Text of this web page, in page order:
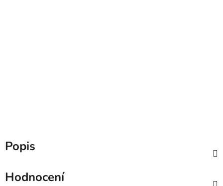
Popis
Hodnocení